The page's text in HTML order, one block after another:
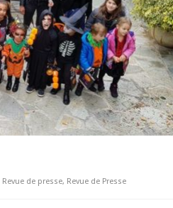
Revue de presse, Revue de Presse